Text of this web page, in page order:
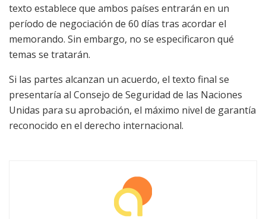
texto establece que ambos países entrarán en un
período de negociación de 60 días tras acordar el
memorando. Sin embargo, no se especificaron qué
temas se tratarán.
Si las partes alcanzan un acuerdo, el texto final se
presentaría al Consejo de Seguridad de las Naciones
Unidas para su aprobación, el máximo nivel de garantía
reconocido en el derecho internacional.